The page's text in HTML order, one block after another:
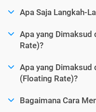
Apa Saja Langkah-
Apa yang Dimaksud
Rate)?
Apa yang Dimaksud
(Floating Rate)?
Bagaimana Cara